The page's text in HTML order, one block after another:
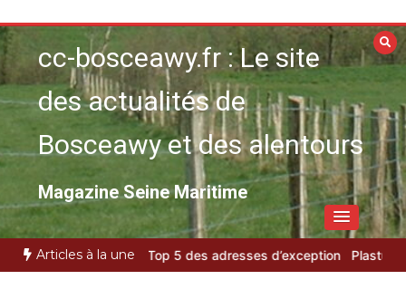
au
contenucc-bosceawy.fr : Le site
des actualités de
Bosceawy et des alentours
Magazine Seine Maritime
Articles à la une
d’Arcachon : le Top 5 des adresses d’exception Plasturgie